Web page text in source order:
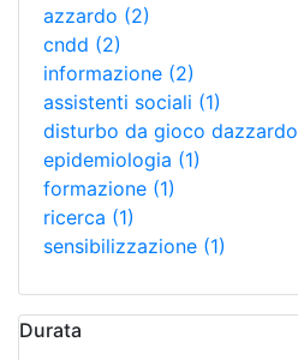
azzardo (2)
cndd (2)
informazione (2)
assistenti sociali (1)
disturbo da gioco dazzardo
epidemiologia (1)
formazione (1)
ricerca (1)
sensibilizzazione (1)
Durata